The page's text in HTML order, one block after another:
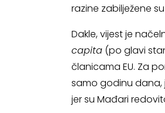
razine zabilježene
Dakle, vijest je
capita (po glavi
članicama EU. Za
samo godinu dana,
jer su Mađari